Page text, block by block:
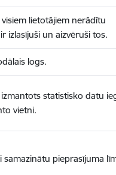
lietotājiem nerādītu
izlasījuši un aizvēruši tos.
logs.
statistisko datu
vietni.
samazinātu pieprasījuma